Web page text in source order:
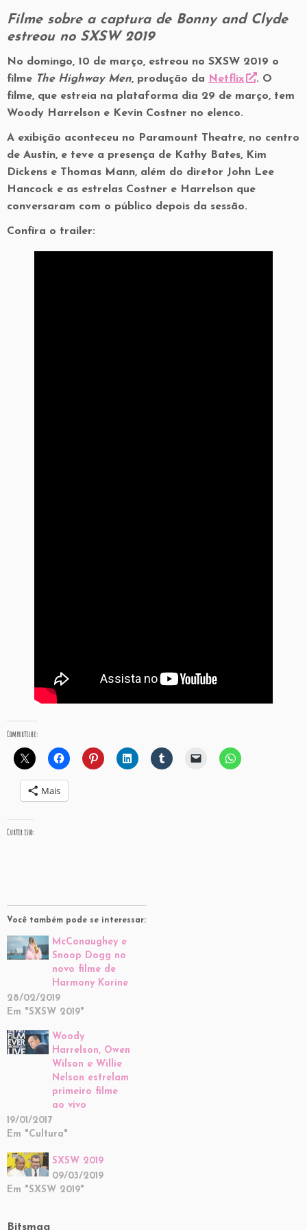
Filme sobre a captura de Bonny and Clyde
estreou no SXSW 2019
No domingo, 10 de março, estreou no SXSW 2019 o
filme The Highway Men, produção da Netflix
. O
filme, que estreia na plataforma dia 29 de março, tem
Woody Harrelson e Kevin Costner no elenco.
A exibição aconteceu no Paramount Theatre, no centro
de Austin, e teve a presença de Kathy Bates, Kim
Dickens e Thomas Mann, além do diretor John Lee
Hancock e as estrelas Costner e Harrelson que
conversaram com o público depois da sessão.
Confira o trailer:
Compartilhe:
Mais
Curtir isso:
Você também pode se interessar:
McConaughey e
Snoop Dogg no
novo filme de
Harmony Korine
28/02/2019
Em "SXSW 2019"
Woody
Harrelson, Owen
Wilson e Willie
Nelson estrelam
primeiro filme
ao vivo
19/01/2017
Em "Cultura"
SXSW 2019
09/03/2019
Em "SXSW 2019"
Bitsmag